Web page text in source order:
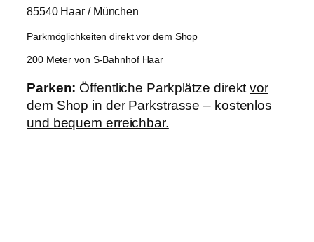
85540 Haar / München
Parkmöglichkeiten direkt vor dem Shop
200 Meter von S-Bahnhof Haar
Parken: Öffentliche Parkplätze direktvor
dem Shop in der Parkstrasse – kostenlos
und bequem erreichbar.